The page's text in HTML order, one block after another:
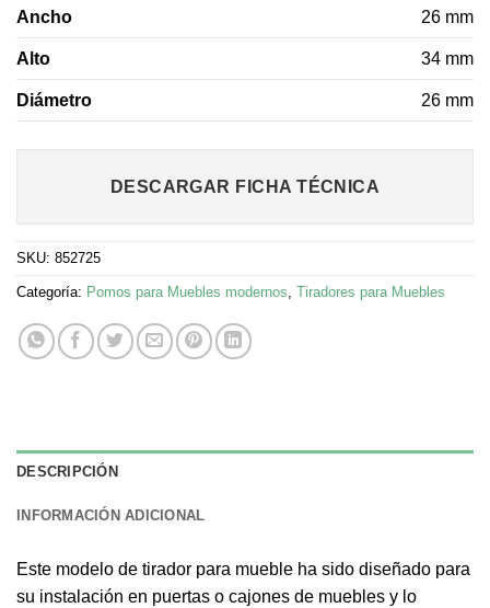
Ancho 26 mm
Alto 34 mm
Diámetro 26 mm
DESCARGAR FICHA TÉCNICA
SKU: 852725
Categoría: Pomos para Muebles modernos, Tiradores para Muebles
DESCRIPCIÓN
INFORMACIÓN ADICIONAL
Este modelo de tirador para mueble ha sido diseñado para
su instalación en puertas o cajones de muebles y lo